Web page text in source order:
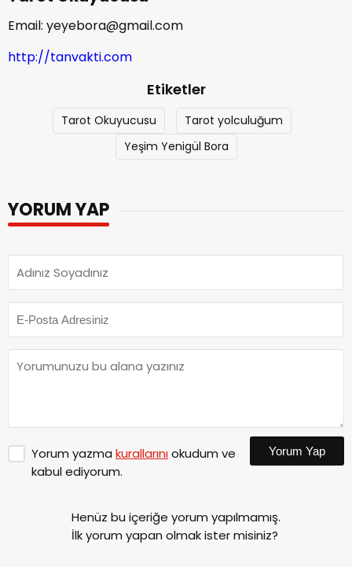
Email: yeyebora@gmail.com
http://tanvakti.com
Etiketler
Tarot Okuyucusu
Tarot yolculuğum
Yeşim Yenigül Bora
YORUM YAP
Yorum yazma kurallarınıokudum ve
kabul ediyorum.
Yorum Yap
Henüz bu içeriğe yorum yapılmamış.
İlk yorum yapan olmak ister misiniz?